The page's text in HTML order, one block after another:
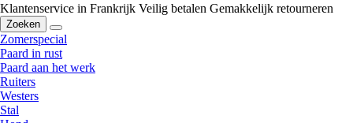
Klantenservice in Frankrijk Veilig betalen Gemakkelijk retourneren
Zoeken
Zomerspecial
Paard in rust
Paard aan het werk
Ruiters
Westers
Stal